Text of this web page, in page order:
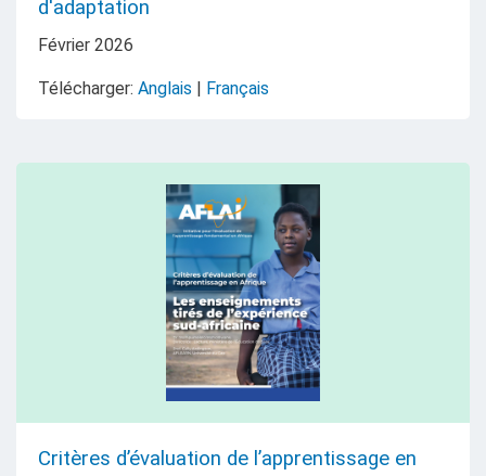
d'adaptation
Février 2026
Télécharger: Anglais Français
Critères d’évaluation de l’apprentissage en